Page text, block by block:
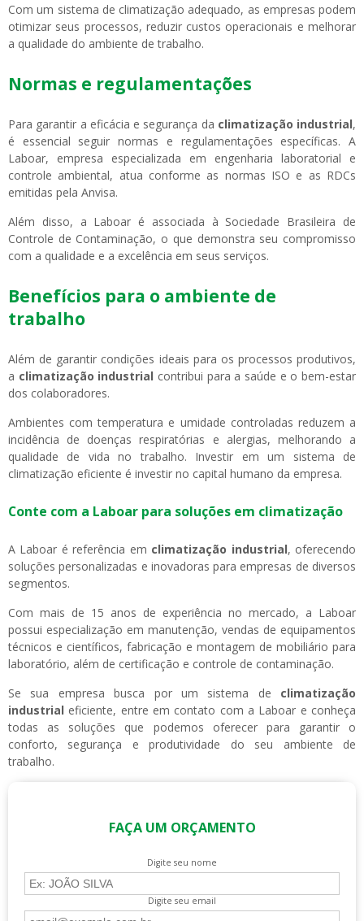
Com um sistema de climatização adequado, as empresas podem
otimizar seus processos, reduzir custos operacionais e melhorar
a qualidade do ambiente de trabalho.
Normas e regulamentações
Para garantir a eficácia e segurança da climatização industrial,
é essencial seguir normas e regulamentações específicas. A
Laboar, empresa especializada em engenharia laboratorial e
controle ambiental, atua conforme as normas ISO e as RDCs
emitidas pela Anvisa.
Além disso, a Laboar é associada à Sociedade Brasileira de
Controle de Contaminação, o que demonstra seu compromisso
com a qualidade e a excelência em seus serviços.
Benefícios para o ambiente de
trabalho
Além de garantir condições ideais para os processos produtivos,
a climatização industrial contribui para a saúde e o bem-estar
dos colaboradores.
Ambientes com temperatura e umidade controladas reduzem a
incidência de doenças respiratórias e alergias, melhorando a
qualidade de vida no trabalho. Investir em um sistema de
climatização eficiente é investir no capital humano da empresa.
Conte com a Laboar para soluções em climatização
A Laboar é referência em climatização industrial, oferecendo
soluções personalizadas e inovadoras para empresas de diversos
segmentos.
Com mais de 15 anos de experiência no mercado, a Laboar
possui especialização em manutenção, vendas de equipamentos
técnicos e científicos, fabricação e montagem de mobiliário para
laboratório, além de certificação e controle de contaminação.
Se sua empresa busca por um sistema de climatização
industrial eficiente, entre em contato com a Laboar e conheça
todas as soluções que podemos oferecer para garantir o
conforto, segurança e produtividade do seu ambiente de
trabalho.
FAÇA UM ORÇAMENTO
Digite seu nome
Digite seu email